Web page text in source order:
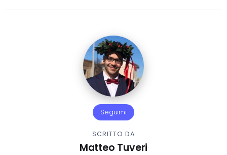
Seguimi
SCRITTO DA
Matteo Tuveri